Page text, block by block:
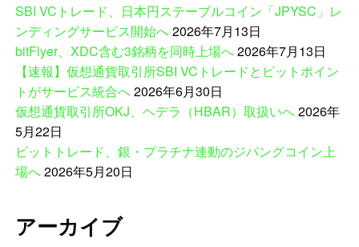
SBI VCトレード、日本円ステーブルコイン「JPYSC」レ
ンディングサービス開始へ2026年7月13日
bitFlyer、XDC含む3銘柄を同時上場へ2026年7月13日
【速報】仮想通貨取引所SBI VCトレードとビットポイン
トがサービス統合へ2026年6月30日
仮想通貨取引所OKJ、ヘデラ（HBAR）取扱いへ2026年
5月22日
ビットトレード、銀・プラチナ連動のジパングコイン上
場へ2026年5月20日
アーカイブ